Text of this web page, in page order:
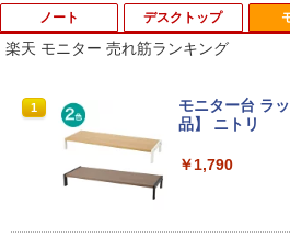
ノート
1
【★最大100%
P 搭載】大手メ
128GB/15.6イ
￥9,999
デスクトップ
楽天 モニター 売れ筋ランキング
1
モニター台 ラ
品】 ニトリ
￥1,790